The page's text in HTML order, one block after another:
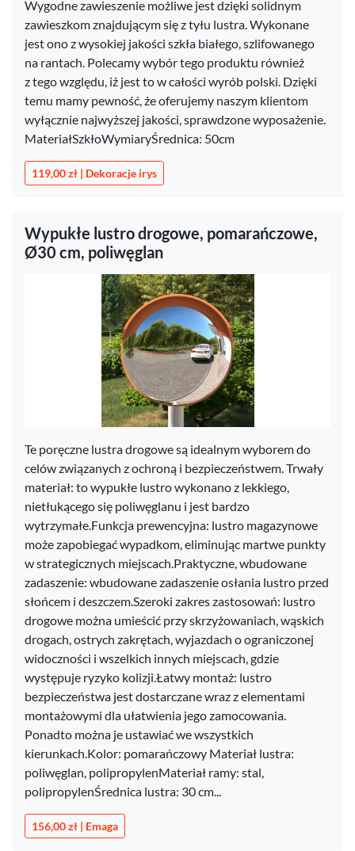
Wygodne zawieszenie możliwe jest dzięki solidnym
zawieszkom znajdującym się z tyłu lustra. Wykonane
jest ono z wysokiej jakości szkła białego, szlifowanego
na rantach. Polecamy wybór tego produktu również
z tego względu, iż jest to w całości wyrób polski. Dzięki
temu mamy pewność, że oferujemy naszym klientom
wyłącznie najwyższej jakości, sprawdzone wyposażenie.
MateriałSzkłoWymiaryŚrednica: 50cm
119,00 zł | Dekoracje irys
Wypukłe lustro drogowe, pomarańczowe,
Ø30 cm, poliwęglan
Te poręczne lustra drogowe są idealnym wyborem do
celów związanych z ochroną i bezpieczeństwem. Trwały
materiał: to wypukłe lustro wykonano z lekkiego,
nietłukącego się poliwęglanu i jest bardzo
wytrzymałe.Funkcja prewencyjna: lustro magazynowe
może zapobiegać wypadkom, eliminując martwe punkty
w strategicznych miejscach.Praktyczne, wbudowane
zadaszenie: wbudowane zadaszenie osłania lustro przed
słońcem i deszczem.Szeroki zakres zastosowań: lustro
drogowe można umieścić przy skrzyżowaniach, wąskich
drogach, ostrych zakrętach, wyjazdach o ograniczonej
widoczności i wszelkich innych miejscach, gdzie
występuje ryzyko kolizji.Łatwy montaż: lustro
bezpieczeństwa jest dostarczane wraz z elementami
montażowymi dla ułatwienia jego zamocowania.
Ponadto można je ustawiać we wszystkich
kierunkach.Kolor: pomarańczowy Materiał lustra:
poliwęglan, polipropylenMateriał ramy: stal,
polipropylenŚrednica lustra: 30 cm...
156,00 zł | Emaga